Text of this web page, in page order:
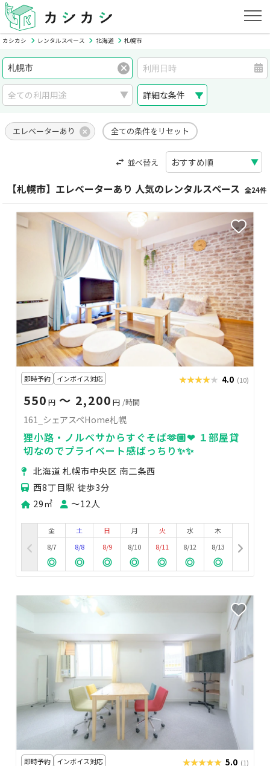
カシカシ レンタルスペース 北海道 札幌市
詳細な条件
エレベーターあり 全ての条件をリセット
並べ替え
【札幌市】エレベーターあり 人気のレンタルスペース 全24件
即時予約 インボイス対応 ★★★★★
★★★★★ 4.0 (10)
550 円 〜 2,200 円 /時間
161_シェアスペHome札幌
狸小路・ノルベサからすぐそば🫶🏼❤ １部屋貸
切なのでプライベート感ばっちり✨✨
北海道 札幌市中央区 南二条西
西8丁目駅 徒歩3分
29㎡
〜12人
金
8/7
土
8/8
日
8/9
月
8/10
火
8/11
水
8/12
木
8/13
即時予約 インボイス対応 ★★★★★
★★★★★ 5.0 (1)